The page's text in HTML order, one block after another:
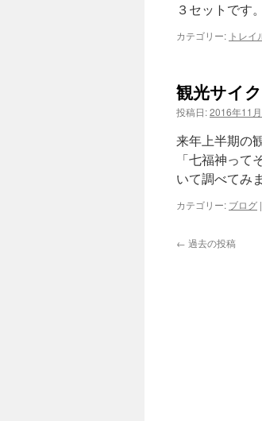
３セットです
カテゴリー: トレイ
観光サイ
投稿日:2016年11
来年上半期の
「七福神っ
いて調べてみ
カテゴリー: ブログ |
← 過去の投稿